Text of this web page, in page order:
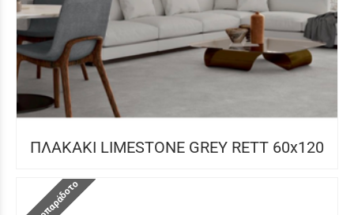
ΠΛΑΚΑΚΙ LIMESTONE GREY RETT 60x120